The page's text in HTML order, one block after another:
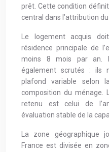
prêt. Cette condition
central dans l’attribution
Le logement acquis
résidence principale de
moins 8 mois par an.
également scrutés : ils
plafond variable selon
composition du ménage.
retenu est celui de
évaluation stable de la
La zone géographique
France est divisée en